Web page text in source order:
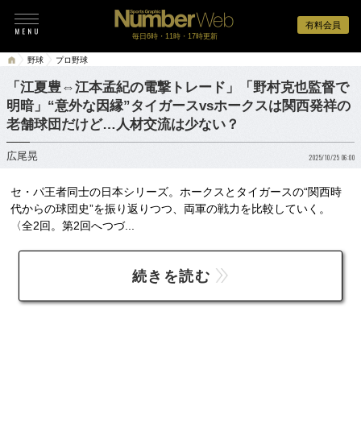
有料会員
毎日6時・11時・17時更新
野球 プロ野球
「江夏豊⇔江本孟紀の電撃トレード」「野村克也監督で
明暗」“意外な因縁”タイガースvsホークスは関西発祥の
老舗球団だけど…人材交流は少ない？
広尾晃 2025/10/25 06:00
セ・パ王者同士の日本シリーズ。ホークスとタイガースの“関西時
代からの球団史”を振り返りつつ、両軍の戦力を比較していく。
〈全2回。第2回へつづ...
続きを読む